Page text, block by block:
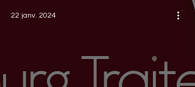
22 janv. 2024